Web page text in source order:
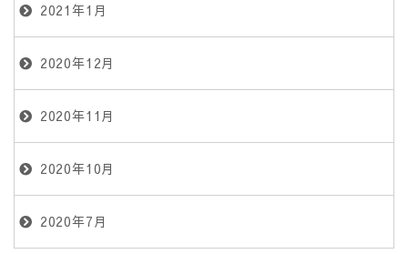
2021年1月
2020年12月
2020年11月
2020年10月
2020年7月